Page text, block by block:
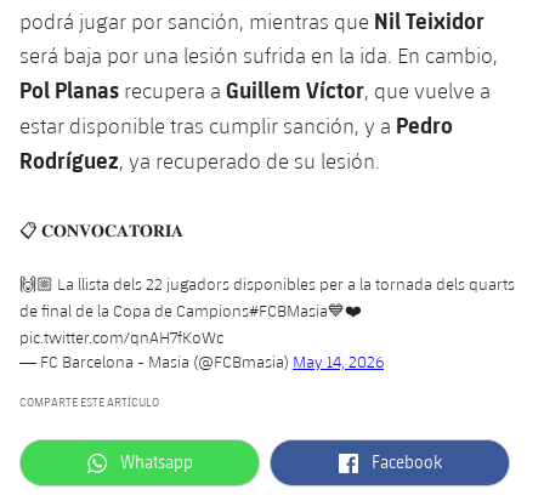
Fotos
VALORANT Game Changers
eFootball
podrá jugar por sanción, mientras que Nil Teixidor
será baja por una lesión sufrida en la ida. En cambio,
Pol Planas recupera a Guillem Víctor, que vuelve a
estar disponible tras cumplir sanción, y a Pedro
Rodríguez, ya recuperado de su lesión.
📋 𝐂𝐎𝐍𝐕𝐎𝐂𝐀𝐓𝐎̀𝐑𝐈𝐀
🙌🏼 La llista dels 22 jugadors disponibles per a la tornada dels quarts
de final de la Copa de Campions#FCBMasia💙❤️
pic.twitter.com/qnAH7fKoWc
— FC Barcelona - Masia (@FCBmasia) May 14, 2026
COMPARTE ESTE ARTÍCULO
label.aria.whatsapp
Whatsapp label.aria.facebook
Facebook